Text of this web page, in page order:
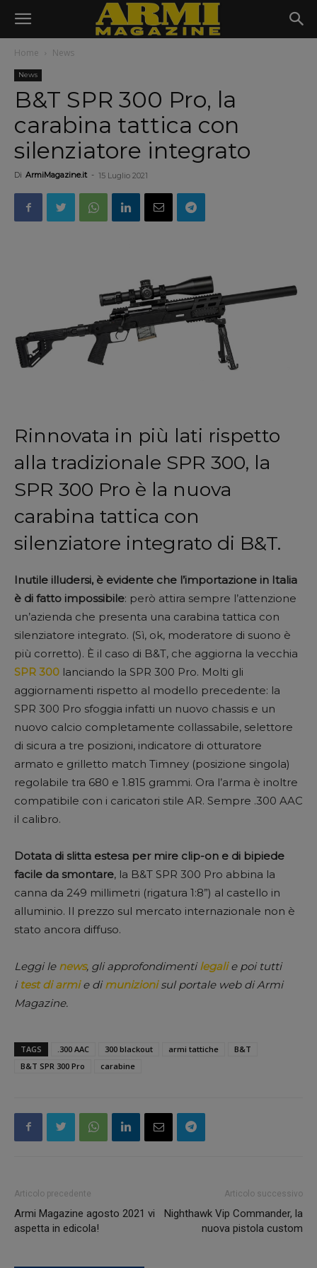
Home News
News
B&T SPR 300 Pro, la
carabina tattica con
silenziatore integrato
Di ArmiMagazine.it - 15 Luglio 2021
Rinnovata in più lati rispetto
alla tradizionale SPR 300, la
SPR 300 Pro è la nuova
carabina tattica con
silenziatore integrato di B&T.
Inutile illudersi, è evidente che l’importazione in Italia
è di fatto impossibile: però attira sempre l’attenzione
un’azienda che presenta una carabina tattica con
silenziatore integrato. (Sì, ok, moderatore di suono è
più corretto). È il caso di B&T, che aggiorna la vecchia
SPR 300 lanciando la SPR 300 Pro. Molti gli
aggiornamenti rispetto al modello precedente: la
SPR 300 Pro sfoggia infatti un nuovo chassis e un
nuovo calcio completamente collassabile, selettore
di sicura a tre posizioni, indicatore di otturatore
armato e grilletto match Timney (posizione singola)
regolabile tra 680 e 1.815 grammi. Ora l’arma è inoltre
compatibile con i caricatori stile AR. Sempre .300 AAC
il calibro.
Dotata di slitta estesa per mire clip-on e di bipiede
facile da smontare, la B&T SPR 300 Pro abbina la
canna da 249 millimetri (rigatura 1:8”) al castello in
alluminio. Il prezzo sul mercato internazionale non è
stato ancora diffuso.
Leggi le news, gli approfondimentilegalie poi tutti
i test di armie dimunizionisul portale web di Armi
Magazine.
TAGS .300 AAC 300 blackout armi tattiche
B&T
B&T SPR 300 Pro
carabine
Articolo precedente
Armi Magazine agosto 2021 vi
aspetta in edicola!
Articolo successivo
Nighthawk Vip Commander, la
nuova pistola custom